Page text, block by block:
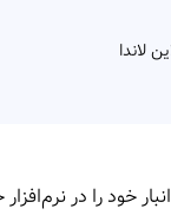
لاندا
خود را در نرم‌افزار